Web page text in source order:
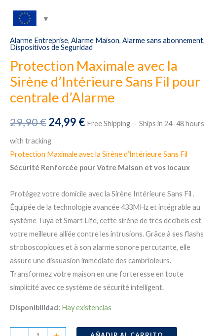
Alarme Entreprise, Alarme Maison, Alarme sans abonnement,
Dispositivos de Seguridad
Protection Maximale avec la
Sirène d’Intérieure Sans Fil pour
centrale d’Alarme
29,90€El
precio
original
29,90 €.
24,99 €El
actual
24,99 €.
Free Shipping — Ships in 24–48 hours
with tracking
Protection Maximale avec la Sirène d’Intérieure Sans Fil
Sécurité Renforcée pour Votre Maison et vos locaux
Protégez votre domicile avec la Sirène Intérieure Sans Fil .
Équipée de la technologie avancée 433MHz et intégrable au
système Tuya et Smart Life, cette sirène de trés décibels est
votre meilleure alliée contre les intrusions. Grâce à ses flashs
stroboscopiques et à son alarme sonore percutante, elle
assure une dissuasion immédiate des cambrioleurs.
Transformez votre maison en une forteresse en toute
simplicité avec ce système de sécurité intelligent.
Disponibilidad: Hay existencias
Protection